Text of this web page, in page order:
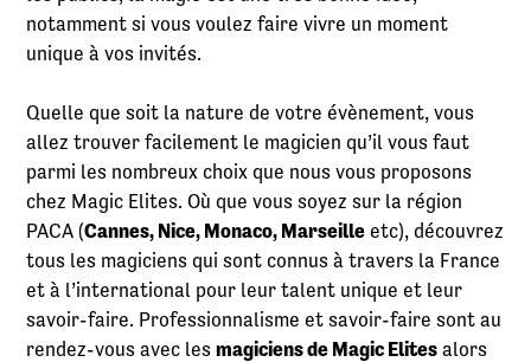
notamment si vous voulez faire vivre un moment
unique à vos invités.
Quelle que soit la nature de votre évènement, vous
allez trouver facilement le magicien qu’il vous faut
parmi les nombreux choix que nous vous proposons
chez Magic Elites. Où que vous soyez sur la région
PACA (Cannes, Nice, Monaco, Marseille etc), découvrez
tous les magiciens qui sont connus à travers la France
et à l’international pour leur talent unique et leur
savoir-faire. Professionnalisme et savoir-faire sont au
rendez-vous avec lesmagiciens de Magic Elites alors